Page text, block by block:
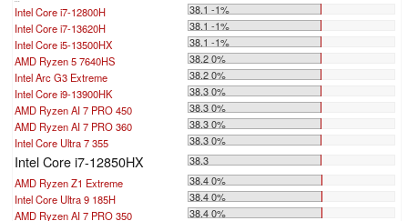
Intel Core i7-12800H
38.1 -1%
Intel Core i7-13620H
38.1 -1%
Intel Core i5-13500HX
38.1 -1%
AMD Ryzen 5 7640HS
38.2 0%
Intel Arc G3 Extreme
38.2 0%
Intel Core i9-13900HK
38.3 0%
AMD Ryzen AI 7 PRO 450
38.3 0%
AMD Ryzen AI 7 PRO 360
38.3 0%
Intel Core Ultra 7 355
38.3 0%
Intel Core i7-12850HX
38.3
AMD Ryzen Z1 Extreme
38.4 0%
Intel Core Ultra 9 185H
38.4 0%
AMD Ryzen AI 7 PRO 350
38.4 0%